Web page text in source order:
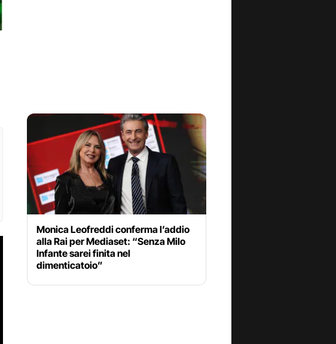
Monica Leofreddi conferma l’addio
alla Rai per Mediaset: “Senza Milo
Infante sarei finita nel
dimenticatoio”